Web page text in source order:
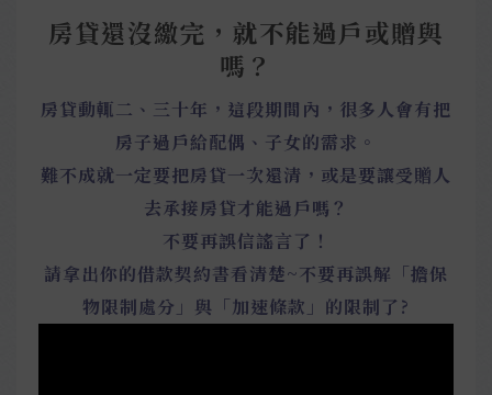
房貸還沒繳完，就不能過戶或贈與
嗎？
房貸動輒二、三十年，這段期間內，很多人會有把
房子過戶給配偶、子女的需求。
難不成就一定要把房貸一次還清，或是要讓受贈人
去承接房貸才能過戶嗎？
不要再誤信謠言了！
請拿出你的借款契約書看清楚~不要再誤解「擔保
物限制處分」與「加速條款」的限制了?